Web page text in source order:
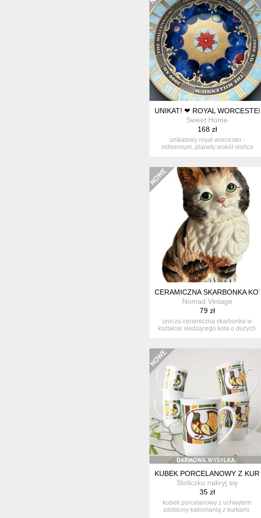
UNIKAT! ❤ ROYAL
Sweet Home
168 zł
unikatowy royal worcester -
millennium, planety wokół słońca
CERAMICZNA SKARBONKA
Nomad Vintage
79 zł
urocza ceramiczna skarbonka w
kształcie siedzącego kota o dużych
KUBEK PORCELANOWY Z
Stoliczku nakryj się
35 zł
kubek porcelanowy z uchwytem
zdobiony kakomanią z kurkami.